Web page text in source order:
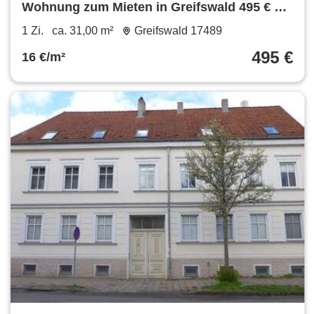
Wohnung zum Mieten in Greifswald 495 € 31
m²
1 Zi. ca. 31,00 m² Greifswald 17489
16 €/m² 495 €